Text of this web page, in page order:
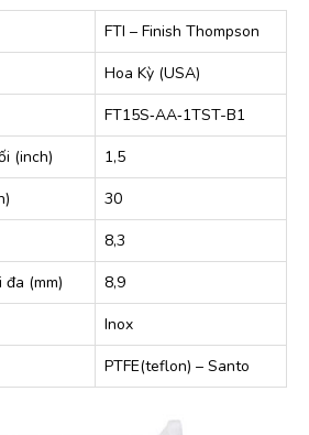
FTI – Finish Thompson
Hoa Kỳ (USA)
FT15S‐AA‐1TST-B1
(inch)
1,5
30
8,3
(mm)
8,9
Inox
PTFE(teflon) – Santo